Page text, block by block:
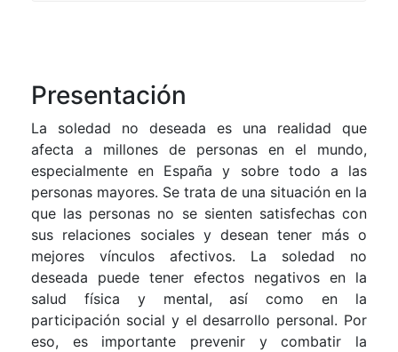
Presentación
La soledad no deseada es una realidad que
afecta a millones de personas en el mundo,
especialmente en España y sobre todo a las
personas mayores. Se trata de una situación en la
que las personas no se sienten satisfechas con
sus relaciones sociales y desean tener más o
mejores vínculos afectivos. La soledad no
deseada puede tener efectos negativos en la
salud física y mental, así como en la
participación social y el desarrollo personal. Por
eso, es importante prevenir y combatir la